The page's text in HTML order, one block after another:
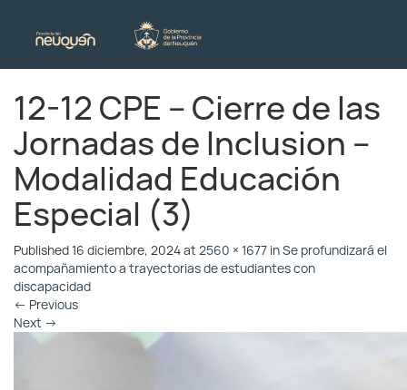
12-12 CPE – Cierre de las
Jornadas de Inclusion –
Modalidad Educación
Especial (3)
Published16 diciembre, 2024at 2560 × 1677 inSe profundizará el
acompañamiento a trayectorias de estudiantes con
discapacidad
← Previous
Next →